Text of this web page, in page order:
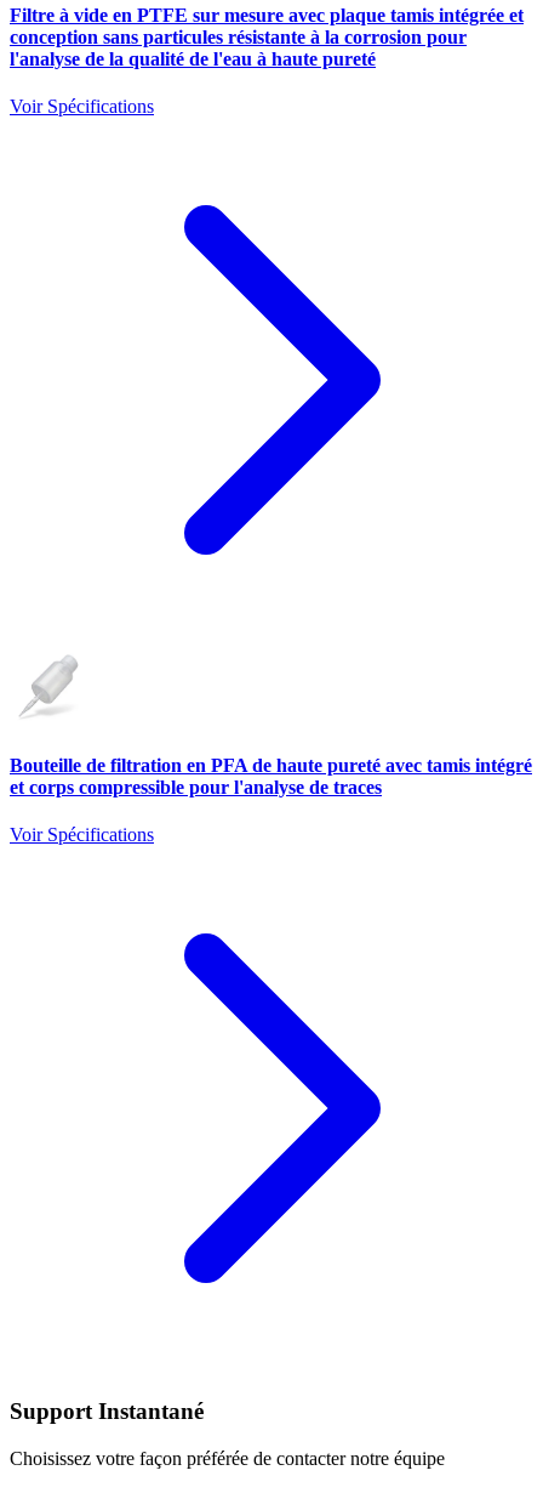
Filtre à vide en PTFE sur mesure avec plaque tamis intégrée et
conception sans particules résistante à la corrosion pour
l'analyse de la qualité de l'eau à haute pureté
Voir Spécifications
Bouteille de filtration en PFA de haute pureté avec tamis intégré
et corps compressible pour l'analyse de traces
Voir Spécifications
Support Instantané
Choisissez votre façon préférée de contacter notre équipe